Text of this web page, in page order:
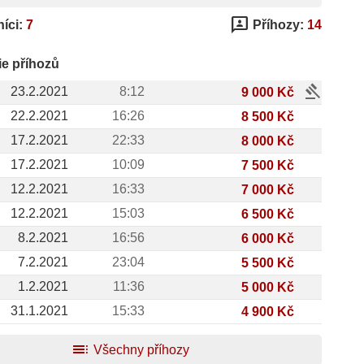
7 3p Příhozy: 14
příhozů
23.2.2021
8:12 9 000 Kč gavel
22.2.2021 16:26
8 500 Kč
17.2.2021
22:33
8 000 Kč
17.2.2021
10:09
7 500 Kč
12.2.2021
16:33
7 000 Kč
12.2.2021
15:03
6 500 Kč
8.2.2021
16:56
6 000 Kč
7.2.2021
23:04
5 500 Kč
1.2.2021
11:36
5 000 Kč
31.1.2021
15:33 4 900 Kč
toc Všechny příhozy